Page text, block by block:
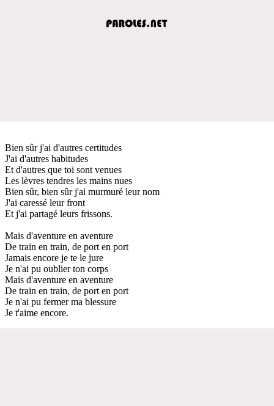
Bien sûr j'ai d'autres certitudes
J'ai d'autres habitudes
Et d'autres que toi sont venues
Les lèvres tendres les mains nues
Bien sûr, bien sûr j'ai murmuré leur nom
J'ai caressé leur front
Et j'ai partagé leurs frissons.
Mais d'aventure en aventure
De train en train, de port en port
Jamais encore je te le jure
Je n'ai pu oublier ton corps
Mais d'aventure en aventure
De train en train, de port en port
Je n'ai pu fermer ma blessure
Je t'aime encore.